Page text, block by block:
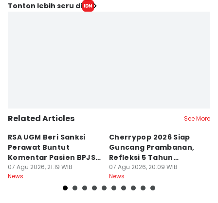
Tonton lebih seru di
Related Articles See More
RSA UGM Beri Sanksi
Perawat Buntut
Komentar Pasien BPJS
di Medsos
07 Agu 2026, 21:19 WIB
News
Cherrypop 2026 Siap
Guncang Prambanan,
Refleksi 5 Tahun
Perjalanan
07 Agu 2026, 20:09 WIB
News